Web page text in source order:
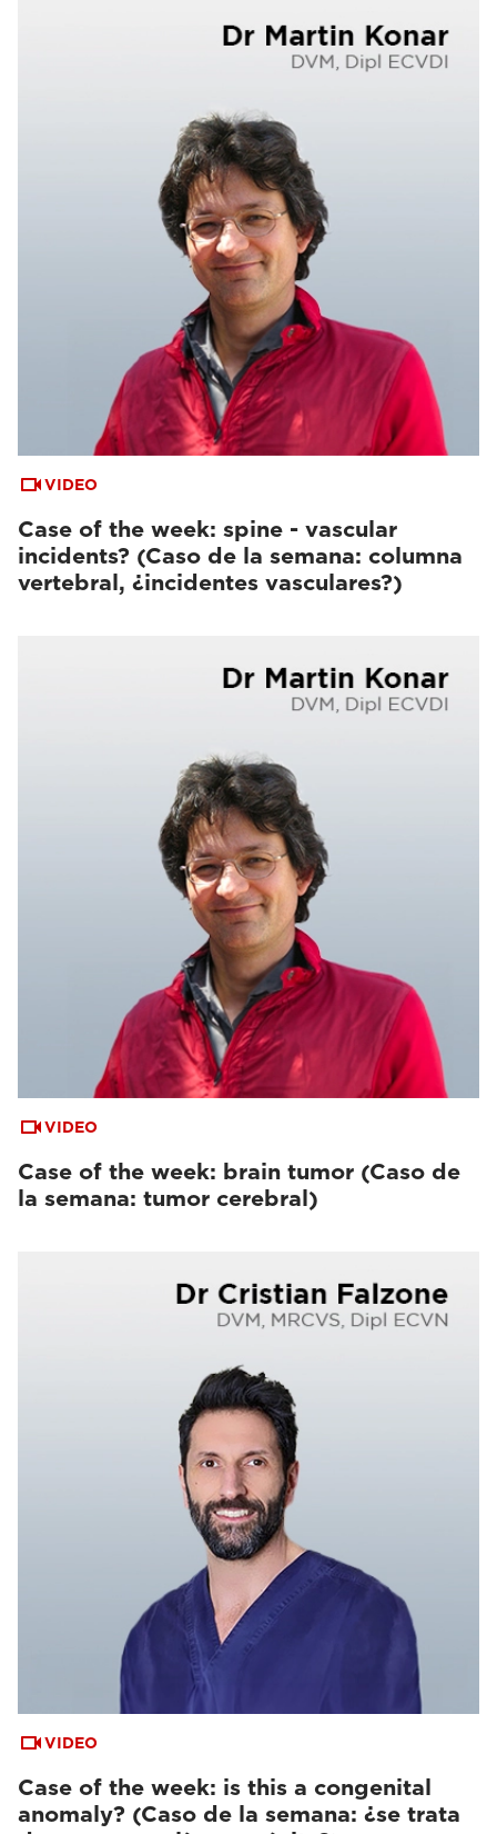
VIDEO
Case of the week: spine - vascular
incidents? (Caso de la semana: columna
vertebral, ¿incidentes vasculares?)
VIDEO
Case of the week: brain tumor (Caso de
la semana: tumor cerebral)
VIDEO
Case of the week: is this a congenital
anomaly? (Caso de la semana: ¿se trata